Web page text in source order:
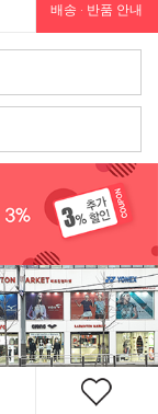
배송 · 반품 안내